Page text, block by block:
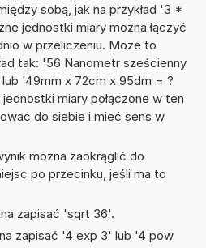
sobą, jak na przykład '3 *
jednostki miary można łączyć
w przeliczeniu. Może to
tak: '56 Nanometr sześcienny
'49mm x 72cm x 95dm = ?
miary połączone w ten
do siebie i mieć sens w
można zaokrąglić do
po przecinku, jeśli ma to
zapisać 'sqrt 36'.
zapisać '4 exp 3' lub '4 pow